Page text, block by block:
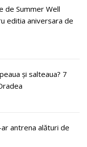
de Summer Well
editia aniversara de
și salteaua? 7
antrena alături de